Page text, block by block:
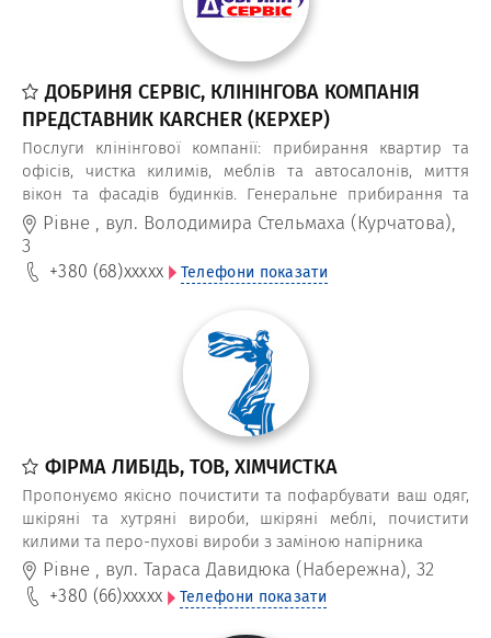
ДОБРИНЯ СЕРВІС, КЛІНІНГОВА КОМПАНІЯ
ПРЕДСТАВНИК KARCHER (КЕРХЕР)
Послуги клінінгової компанії: прибирання квартир та
офісів, чистка килимів, меблів та автосалонів, миття
вікон та фасадів будинків. Генеральне прибирання та
прибирання після ремонту.
Рівне , вул. Володимира Стельмаха (Курчатова),
3
+380 (68)xxxxx Телефони показати
ФІРМА ЛИБІДЬ, ТОВ, ХІМЧИСТКА
Пропонуємо якісно почистити та пофарбувати ваш одяг,
шкіряні та хутряні вироби, шкіряні меблі, почистити
килими та перо-пухові вироби з заміною напірника
Рівне , вул. Тараса Давидюка (Набережна), 32
+380 (66)xxxxx Телефони показати